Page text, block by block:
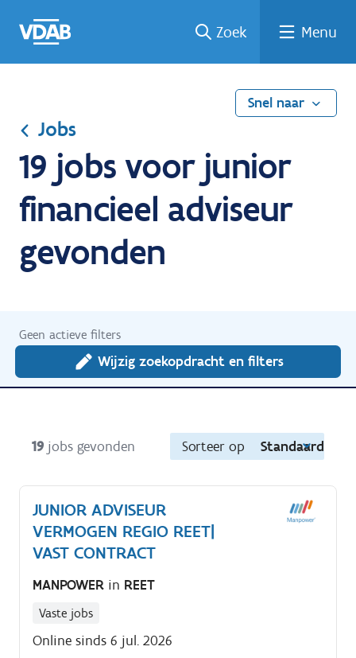
naar
een
een
job
naar
Zoek Menu
Snel naar
Jobs
19 jobs voor junior
financieel adviseur
gevonden
Geen actieve filters
Wijzig zoekopdracht en filters
19 jobs gevonden Sorteer op Standaard
JUNIOR ADVISEUR
VERMOGEN REGIO REET|
VAST CONTRACT
MANPOWER in REET
Vaste jobs
Online sinds 6 jul. 2026